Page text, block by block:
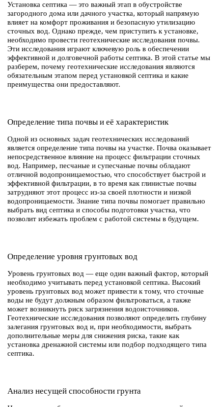
Установка септика — это важный этап в обустройстве
загородного дома или дачного участка, который напрямую
влияет на комфорт проживания и безопасную утилизацию
сточных вод. Однако прежде, чем приступить к установке,
необходимо провести геотехнические исследования почвы.
Эти исследования играют ключевую роль в обеспечении
эффективной и долговечной работы септика. В этой статье мы
разберем, почему геотехнические исследования являются
обязательным этапом перед установкой септика и какие
преимущества они предоставляют.
Определение типа почвы и её характеристик
Одной из основных задач геотехнических исследований
является определение типа почвы на участке. Почва оказывает
непосредственное влияние на процесс фильтрации сточных
вод. Например, песчаные и супесчаные почвы обладают
отличной водопроницаемостью, что способствует быстрой и
эффективной фильтрации, в то время как глинистые почвы
затрудняют этот процесс из-за своей плотности и низкой
водопроницаемости. Знание типа почвы помогает правильно
выбрать вид септика и способы подготовки участка, что
позволит избежать проблем с работой системы в будущем.
Определение уровня грунтовых вод
Уровень грунтовых вод — еще один важный фактор, который
необходимо учитывать перед установкой септика. Высокий
уровень грунтовых вод может привести к тому, что сточные
воды не будут должным образом фильтроваться, а также
может возникнуть риск загрязнения водоисточников.
Геотехнические исследования позволяют определить глубину
залегания грунтовых вод и, при необходимости, выбрать
дополнительные меры для снижения риска, такие как
установка дренажной системы или подбор подходящего типа
септика.
Анализ несущей способности грунта